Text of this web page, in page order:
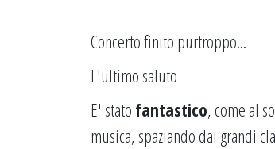
Concerto finito purtroppo...
L'ultimo saluto
E' stato fantastico, come al
musica, spaziando dai grandi